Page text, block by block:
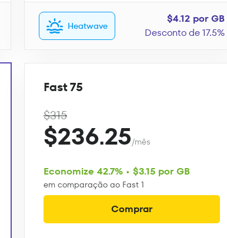
Heatwave
$4.12 por GB
Desconto de 17.5%
Fast 75
$315
$236.25/mês
Economize 42.7% • $3.15 por GB
em comparação ao Fast 1
Comprar